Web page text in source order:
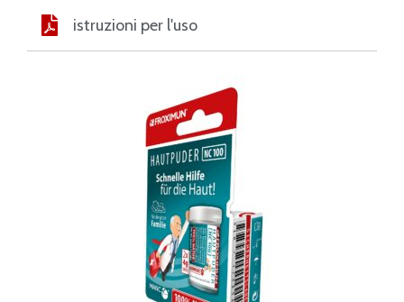
istruzioni per l'uso